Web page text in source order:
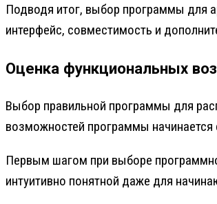
Подводя итог, выбор программы для
интерфейс, совместимость и
Оценка функциональных
Выбор правильной программы для
возможностей программы начинается
Первым шагом при выборе
интуитивно понятной даже для